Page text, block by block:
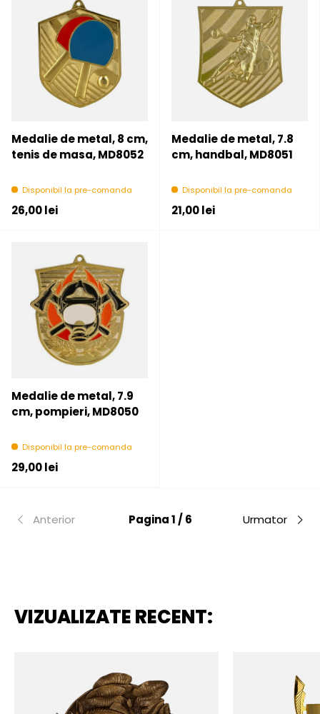
Medalie de metal, 8 cm,
tenis de masa, MD8052
Disponibil la pre-comanda
Pret initial
26,00 lei
Medalie de metal, 7.8
cm, handbal, MD8051
Disponibil la pre-comanda
Pret initial
21,00 lei
Medalie de metal, 7.9
cm, pompieri, MD8050
Disponibil la pre-comanda
Pret initial
29,00 lei
Anterior Pagina 1 / 6 Urmator
VIZUALIZATE RECENT: